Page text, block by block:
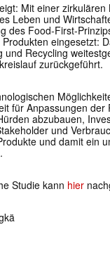
Mit einer
Leben und
des Food-First-
eingesetzt:
und Recycling
zurückgeführt.
für Anpassungen
abzubauen,
und
und damit ein
Studie kann hier